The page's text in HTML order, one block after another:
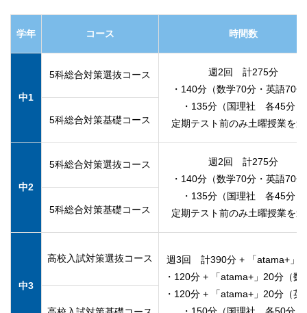
学年 コース 時間数
中1
5科総合対策選抜コース
週2回 計275分
・140分（数学70分・英語70
・135分（国理社 各45分）
定期テスト前のみ土曜授業を
5科総合対策基礎コース
中2
5科総合対策選抜コース
週2回 計275分
・140分（数学70分・英語70
・135分（国理社 各45分）
定期テスト前のみ土曜授業を
5科総合対策基礎コース
中3
高校入試対策選抜コース
週3回 計390分 + 「atama+」
・120分 + 「atama+」20分（数
・120分 + 「atama+」20分（英